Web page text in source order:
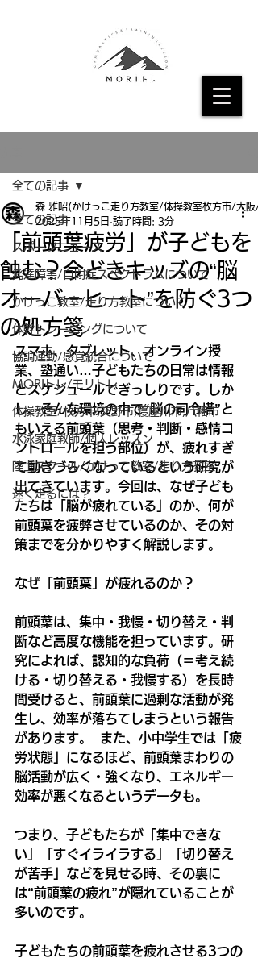
全ての記事
スポーツニュース
発達障害/自閉症スペクトラムについて
かけっこ教室/走り方教室について
体幹トレーニングについて
協調運動/感覚統合について
MORIトレ/モリトレ
体操教室/枚方市,交野市,寝屋川市,八幡市
水泳家庭教師/個人レッスン
陸上スクール/かけっこ教室/走り方教室
速く走るには？
全ての記事
「前頭葉疲労」が子どもを
蝕む？今どきキッズの“脳
オーバーヒート”を防ぐ3つ
の処方箋
森 雅昭(かけっこ走り方教室/体操教室枚方市/大阪/
2025年11月5日 読了時間: 3分
スマホ、タブレット、オンライン授
業、塾通い…子どもたちの日常は情報
とスケジュールでぎっしりです。しか
し、そんな環境の中で“脳の司令塔”と
もいえる前頭葉（思考・判断・感情コ
ントロールを担う部位）が、疲れすぎ
て動きづらくなっているという研究が
出てきています。今回は、なぜ子ども
たちは「脳が疲れている」のか、何が
前頭葉を疲弊させているのか、その対
策までを分かりやすく解説します。
なぜ「前頭葉」が疲れるのか？
前頭葉は、集中・我慢・切り替え・判
断など高度な機能を担っています。研
究によれば、認知的な負荷（＝考え続
ける・切り替える・我慢する）を長時
間受けると、前頭葉に過剰な活動が発
生し、効率が落ちてしまうという報告
があります。  また、小中学生では「疲
労状態」になるほど、前頭葉まわりの
脳活動が広く・強くなり、エネルギー
効率が悪くなるというデータも。
つまり、子どもたちが「集中できな
い」「すぐイライラする」「切り替え
が苦手」などを見せる時、その裏に
は“前頭葉の疲れ”が隠れていることが
多いのです。
子どもたちの前頭葉を疲れさせる3つの